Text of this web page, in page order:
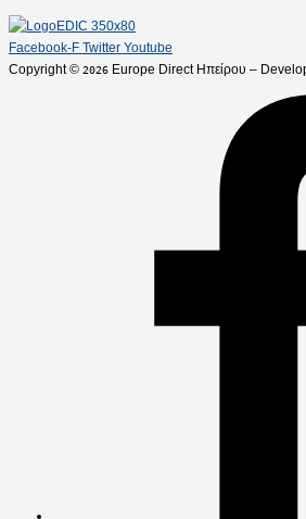
Facebook-F Twitter Youtube
Copyright © 2026 Europe Direct Ηπείρου –